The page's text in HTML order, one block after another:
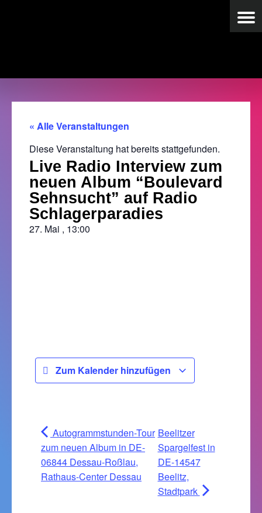
« Alle Veranstaltungen
Diese Veranstaltung hat bereits stattgefunden.
Live Radio Interview zum
neuen Album “Boulevard
Sehnsucht” auf Radio
Schlagerparadies
27. Mai , 13:00
Zum Kalender hinzufügen
Autogrammstunden-Tour
zum neuen Album in DE-
06844 Dessau-Roßlau,
Rathaus-Center Dessau
Beelitzer
Spargelfest in
DE-14547
Beelitz,
Stadtpark